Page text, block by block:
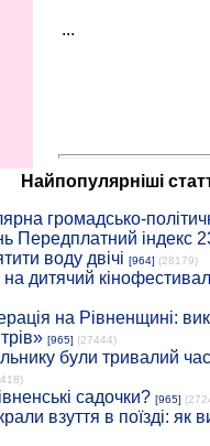
...
Найпопулярніші
громадсько-
Передплатний індекс
воду двічі [964] (28179)
дитячий
на Рівненщині:
[965] (27444)
були тривалий час
садочки? [965]
взуття в поїзді: як